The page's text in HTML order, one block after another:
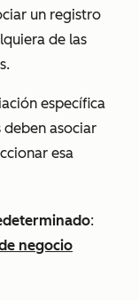
un registro
de las
específica
deben asociar
esa
:
negocio